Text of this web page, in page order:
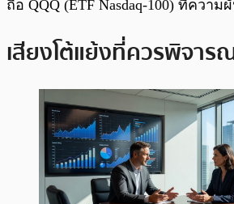
ถือ QQQ (ETF Nasdaq-100) ที่ควา
เสียงโต้แย้งที่ควรพิจาร